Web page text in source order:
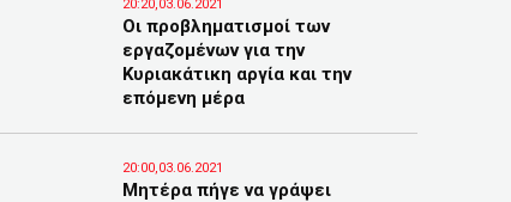
20:20,03.06.2021
Οι προβληματισμοί των
εργαζομένων για την
Κυριακάτικη αργία και την
επόμενη μέρα
20:00,03.06.2021
Μητέρα πήγε να γράψει